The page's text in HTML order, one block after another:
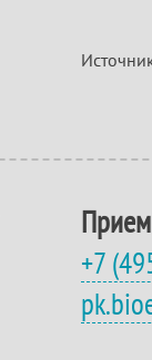
+7